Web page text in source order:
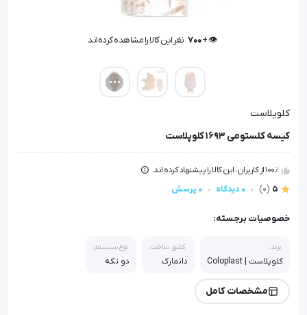
👁️ +
700 نفر این کالا را مشاهده کرده‌اند
کلوپلاست
کیسه کلستومی 1693 کلوپلاست
100٪ از کاربران، این کالا را پیشنهاد کرده اند.
5
(0) 0 دیدگاه 0 پرسش
خصوصیات برجسته:
برند:
کلوپلاست | Coloplast
کشور ساخت:
دانمارک
نوع سیستم:
دو تکه
مشخصات کامل